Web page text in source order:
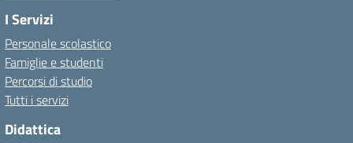
I Servizi
Personale scolastico
Famiglie e studenti
Percorsi di studio
Tutti i servizi
Didattica